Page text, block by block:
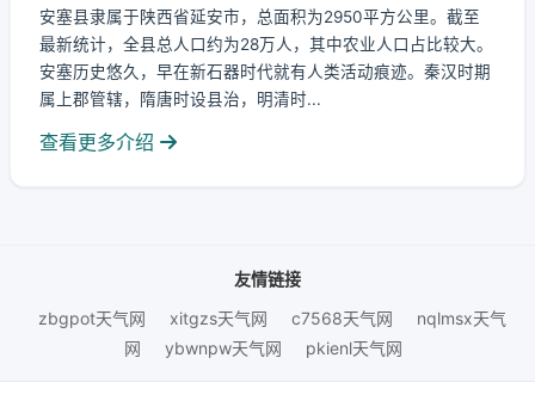
安塞县隶属于陕西省延安市，总面积为2950平方公里。截至
最新统计，全县总人口约为28万人，其中农业人口占比较大。
安塞历史悠久，早在新石器时代就有人类活动痕迹。秦汉时期
属上郡管辖，隋唐时设县治，明清时...
查看更多介绍
友情链接
zbgpot天气网
xitgzs天气网 c7568天气网
nqlmsx天气
网
ybwnpw天气网 pkienl天气网